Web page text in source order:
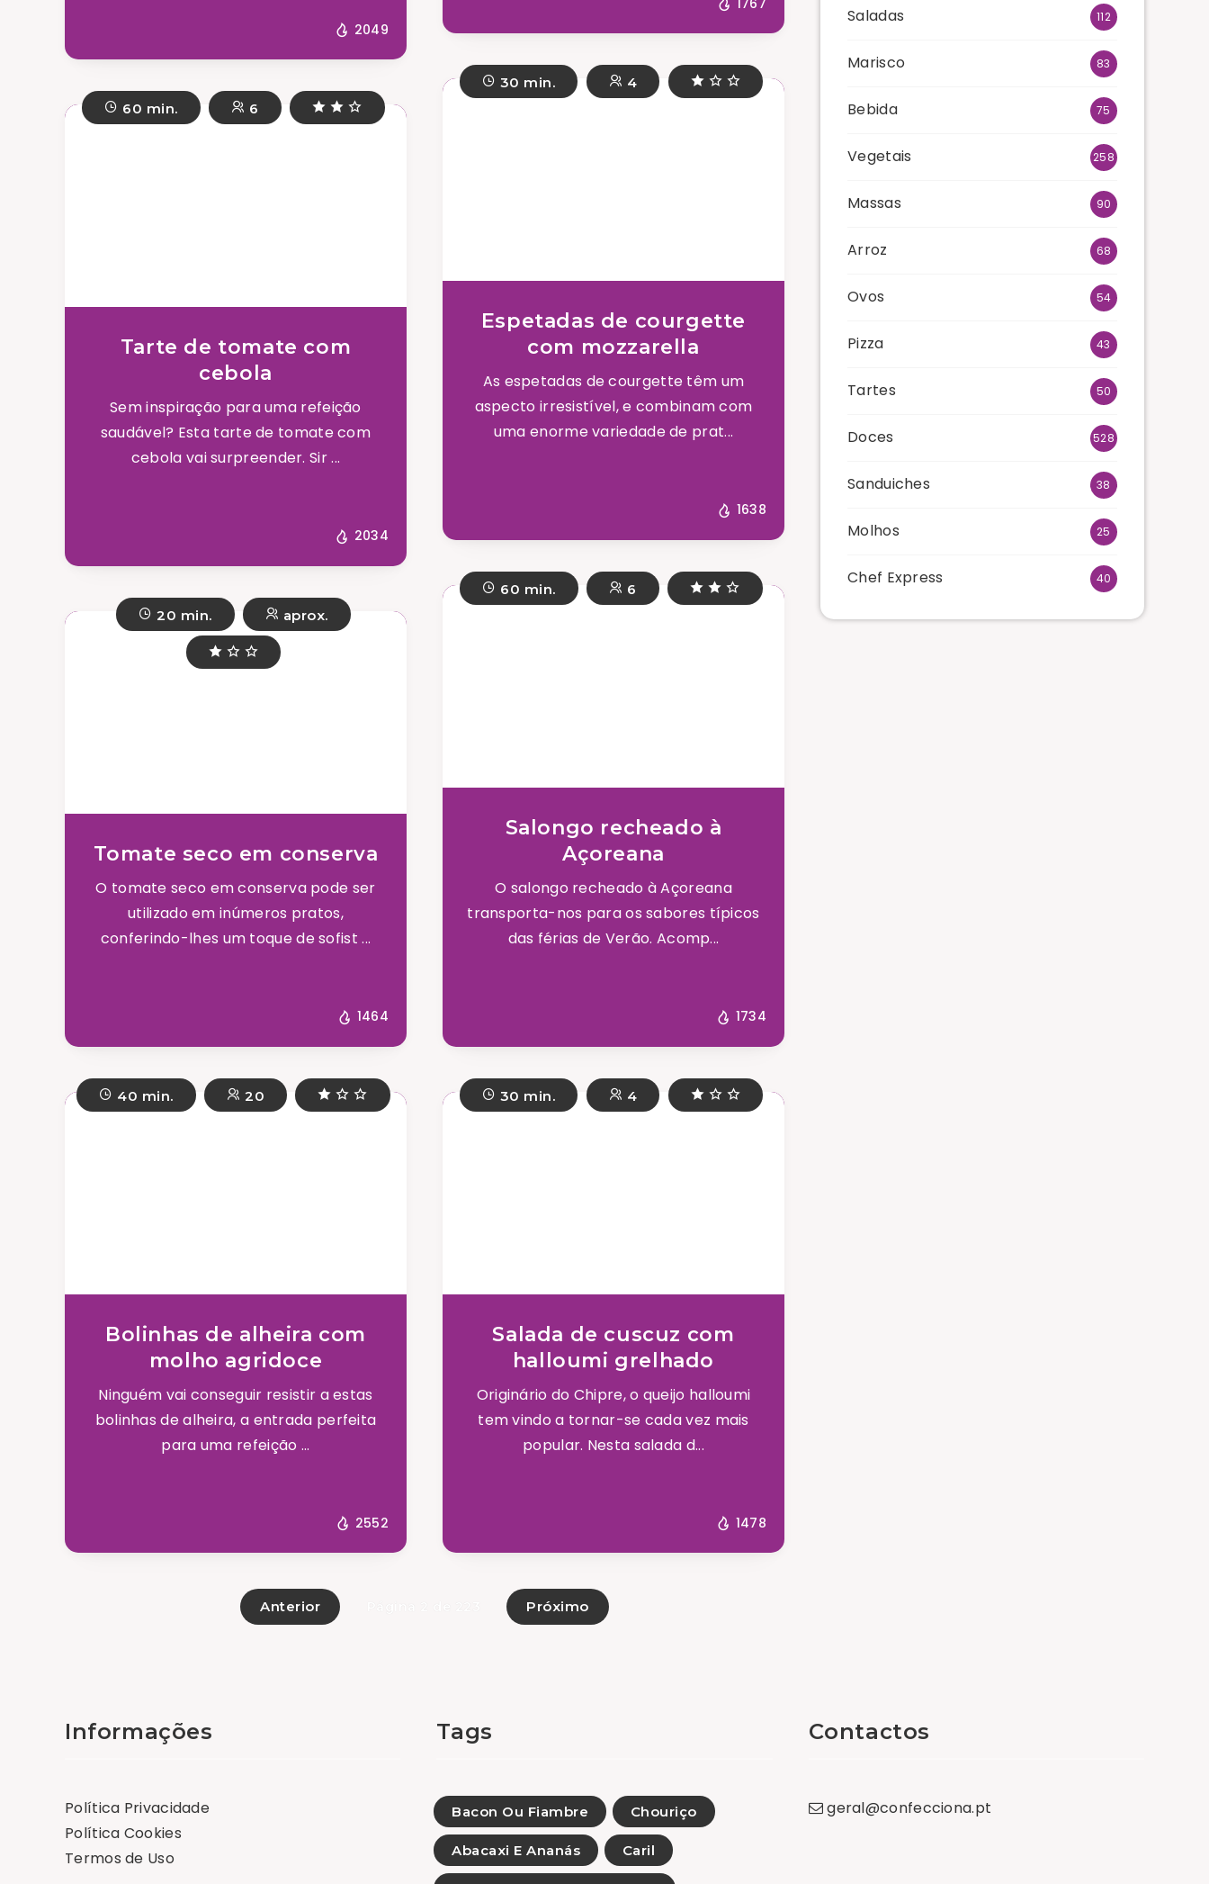
2049
60 min. 6
Tarte de tomate com
cebola
Sem inspiração para uma refeição
saudável? Esta tarte de tomate com
cebola vai surpreender. Sir ...
2034
30 min. 4
Espetadas de courgette
com mozzarella
As espetadas de courgette têm um
aspecto irresistível, e combinam com
uma enorme variedade de prat...
1638
20 min. aprox.
Tomate seco em conserva
O tomate seco em conserva pode ser
utilizado em inúmeros pratos,
conferindo-lhes um toque de sofist ...
1464
60 min. 6
Salongo recheado à
Açoreana
O salongo recheado à Açoreana
transporta-nos para os sabores típicos
das férias de Verão. Acomp...
1734
40 min. 20
Bolinhas de alheira com
molho agridoce
Ninguém vai conseguir resistir a estas
bolinhas de alheira, a entrada perfeita
para uma refeição ...
2552
30 min. 4
Salada de cuscuz com
halloumi grelhado
Originário do Chipre, o queijo halloumi
tem vindo a tornar-se cada vez mais
popular. Nesta salada d...
1478
Anterior Próximo
Saladas 112
Marisco 83
Bebida 75
Vegetais 258
Massas 90
Arroz 68
Ovos 54
Pizza 43
Tartes 50
Doces 528
Sanduiches 38
Molhos 25
Chef Express 40
Informações
Política Privacidade
Política Cookies
Termos de Uso
Tags
Bacon Ou Fiambre Chouriço
Abacaxi E Ananás Caril
Contactos
geral@confecciona.pt